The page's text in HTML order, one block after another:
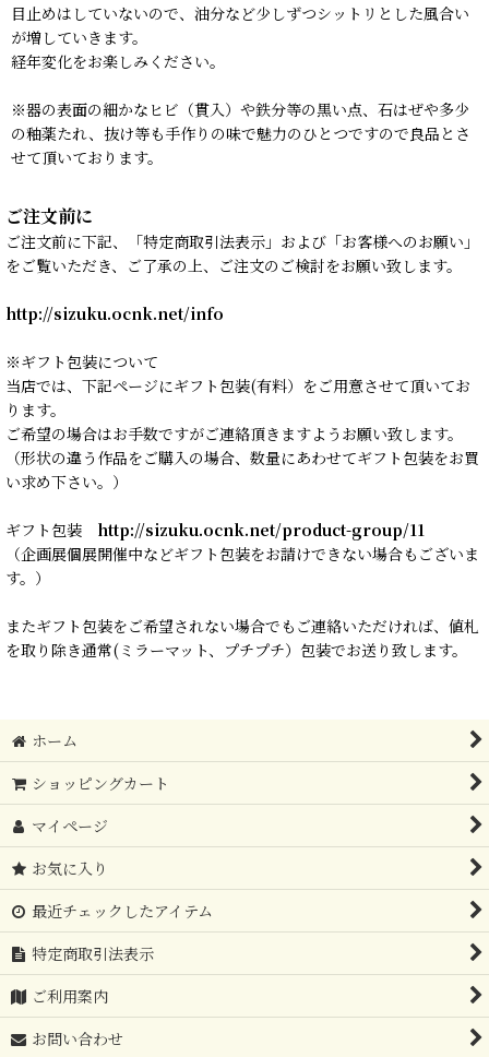
目止めはしていないので、油分など少しずつシットリとした風合い
が増していきます。
経年変化をお楽しみください。
※器の表面の細かなヒビ（貫入）や鉄分等の黒い点、石はぜや多少
の釉薬たれ、抜け等も手作りの味で魅力のひとつですので良品とさ
せて頂いております。
ご注文前に
ご注文前に下記、「特定商取引法表示」および「お客様へのお願い」
をご覧いただき、ご了承の上、ご注文のご検討をお願い致します。
http://sizuku.ocnk.net/info
※ギフト包装について
当店では、下記ページにギフト包装(有料）をご用意させて頂いてお
ります。
ご希望の場合はお手数ですがご連絡頂きますようお願い致します。
（形状の違う作品をご購入の場合、数量にあわせてギフト包装をお買
い求め下さい。）
ギフト包装 http://sizuku.ocnk.net/product-group/11
（企画展個展開催中などギフト包装をお請けできない場合もございま
す。）
またギフト包装をご希望されない場合でもご連絡いただければ、値札
を取り除き通常(ミラーマット、プチプチ）包装でお送り致します。
ホーム
ショッピングカート
マイページ
お気に入り
最近チェックしたアイテム
特定商取引法表示
ご利用案内
お問い合わせ